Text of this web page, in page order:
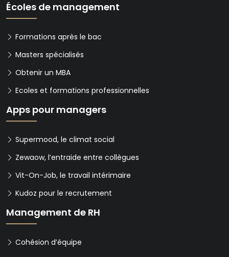
Écoles de management
Formations après le bac
Masters spécialisés
Obtenir un MBA
Ecoles et formations professionnelles
Apps pour managers
Supermood, le climat social
Zewaow, l’entraide entre collègues
Vit-On-Job, le travail intérimaire
Kudoz pour le recrutement
Management de RH
Cohésion d’équipe